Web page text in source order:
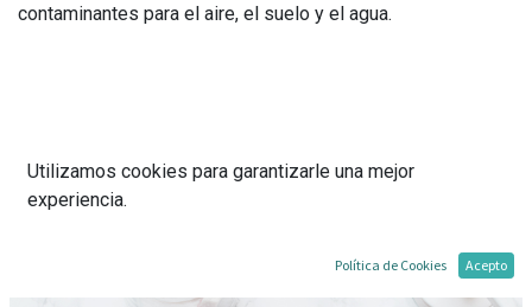
contaminantes para el aire, el suelo y el agua.
Utilizamos cookies para garantizarle una mejor
experiencia.
Política de Cookies Acepto